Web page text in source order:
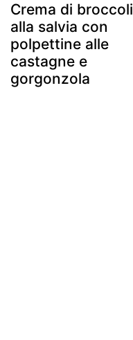
Crema di broccoli
alla salvia con
polpettine alle
castagne e
gorgonzola